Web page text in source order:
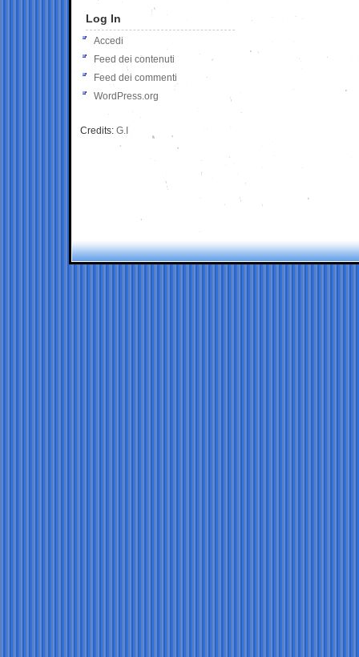
Log In
Accedi
Feed dei contenuti
Feed dei commenti
WordPress.org
Credits: G.I